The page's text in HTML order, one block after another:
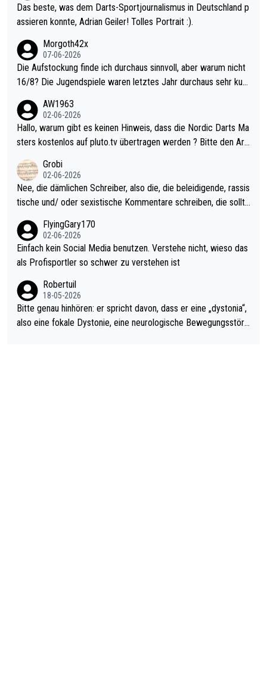
Das beste, was dem Darts-Sportjournalismus in Deutschland p
assieren konnte, Adrian Geiler! Tolles Portrait :).
Morgoth42x
07-06-2026
Die Aufstockung finde ich durchaus sinnvoll, aber warum nicht
16/8? Die Jugendspiele waren letztes Jahr durchaus sehr kurz
Allerdings ist Mitchell Lawrie als Nummer 1 der Welt eh qualifi
ziert. Somit ändert die automatische Qualifikation des Weltmei
sters erstmal nichts. Ich denke sie wollen damit für nächstes J
ohl wenig WDF Turniere spielen. Dies war bei Archie Self letzt
es Jahr der Fall. Er musste als amtierender Weltmeister durch
den Qualifier und ich glaube kaum, dass Mitchel sich das (in Ve
gas) antun würde, wenn er doch eigentlich die PDC-WM als Zi
el hat.
AW1963
02-06-2026
Hallo, warum gibt es keinen Hinweis, dass die Nordic Darts Ma
sters kostenlos auf pluto.tv übertragen werden ? Bitte den Arti
Grobi
02-06-2026
Nee, die dämlichen Schreiber, also die, die beleidigende, rassis
tische und/ oder sexistische Kommentare schreiben, die sollte
s Leben in den Griff kriegen. Nur eins wundert mich: Luke Little
r war doch neulich erst derjenige, der über Social Media GvV p
rovoziert hat. Und Littlers Mutter schießt öfters mal gegen Ric
FlyingGary170
02-06-2026
Einfach kein Social Media benutzen. Verstehe nicht, wieso das
als Profisportler so schwer zu verstehen ist
Robertuil
18-05-2026
Bitte genau hinhören: er spricht davon, dass er eine „dystonia“,
also eine fokale Dystonie, eine neurologische Bewegungsstöru